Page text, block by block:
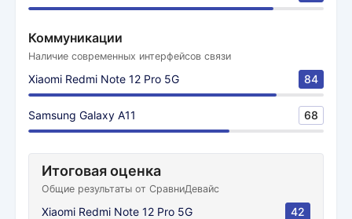
Коммуникации
Наличие современных интерфейсов связи
Xiaomi Redmi Note 12 Pro 5G 84
Samsung Galaxy A11 68
Итоговая оценка
Общие результаты от СравниДевайс
Xiaomi Redmi Note 12 Pro 5G 42